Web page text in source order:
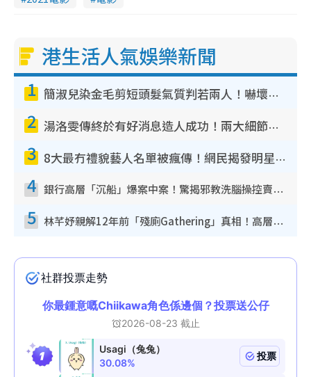
港生活人氣娛樂新聞
1 簡淑兒染金毛剪短頭髮氣質判若兩人！嚇壞老公麥大力都認唔出：「你做咩事？」
2 湯洛雯傳終於有好消息造人成功！兩大細節曝孕味極濃惹猜測：大肚婆先會咁！
3 8大最冇禮貌藝人名單被瘋傳！網民揭發明星真面目 一致數臭呢位係無品天花板？
4 銀行高層「沉船」爆案中案！驚揭邪教洗腦操控賣淫被吞600萬 幕後黑手講多錯多
5 林芊妤親解12年前「殘廁Gathering」真相！高層解約一句話重創尊嚴至今拒返TVB